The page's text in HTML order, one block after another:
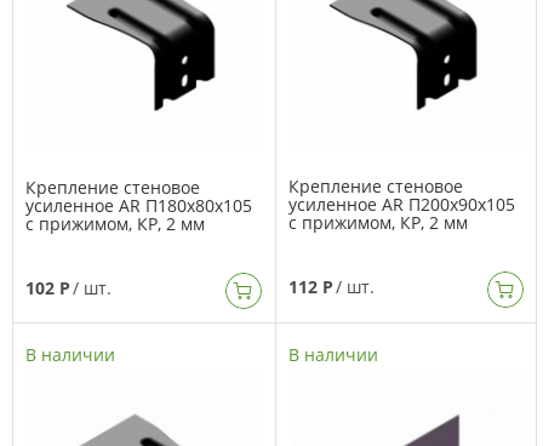
Крепление стеновое
усиленное AR П180х80х105
с прижимом, КР, 2 мм
102 Р/ шт.
Крепление стеновое
усиленное AR П200х90х105
с прижимом, КР, 2 мм
112 Р/ шт.
В наличии В наличии